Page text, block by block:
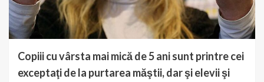
Copiii cu vârsta mai mică de 5 ani sunt printre cei
exceptaţi de la purtarea măştii, dar şi elevii şi